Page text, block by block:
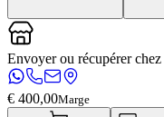
Envoyer ou récupérer chez
€ 400,00Marge